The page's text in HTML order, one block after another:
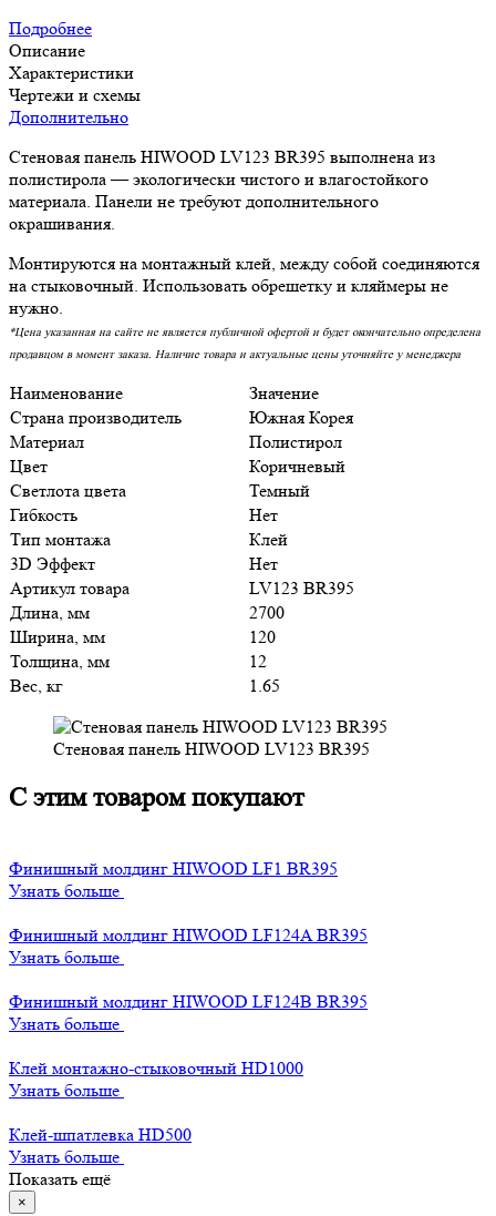
Подробнее
Описание
Характеристики
Чертежи и схемы
Дополнительно
Стеновая панель HIWOOD LV123 BR395 выполнена из
полистирола — экологически чистого и влагостойкого
материала. Панели не требуют дополнительного
окрашивания.
Монтируются на монтажный клей, между собой соединяются
на стыковочный. Использовать обрешетку и кляймеры не
нужно.
*Цена указанная на сайте не является публичной офертой и будет окончательно определена
продавцом в момент заказа. Наличие товара и актуальные цены уточняйте у менеджера
Наименование
Значение
Страна производитель
Южная Корея
Материал
Полистирол
Цвет
Коричневый
Светлота цвета
Темный
Гибкость
Нет
Тип монтажа
Клей
3D Эффект
Нет
Артикул товара
LV123 BR395
Длина, мм
2700
Ширина, мм
120
Толщина, мм
12
Вес, кг
1.65
Стеновая панель HIWOOD LV123 BR395
С этим товаром покупают
Финишный молдинг HIWOOD LF1 BR395
Узнать больше
Финишный молдинг HIWOOD LF124A BR395
Узнать больше
Финишный молдинг HIWOOD LF124B BR395
Узнать больше
Клей монтажно-стыковочный HD1000
Узнать больше
Клей-шпатлевка HD500
Узнать больше
Показать ещё
×